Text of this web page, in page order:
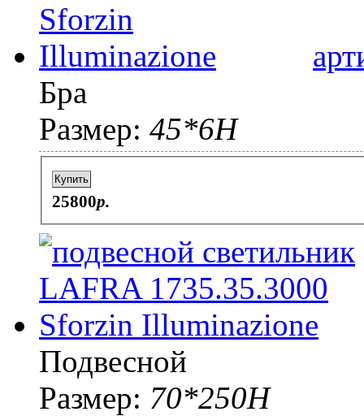
Бра
Размер: 45*6H
Купить
25800p.
Подвесной
Размер: 70*250H